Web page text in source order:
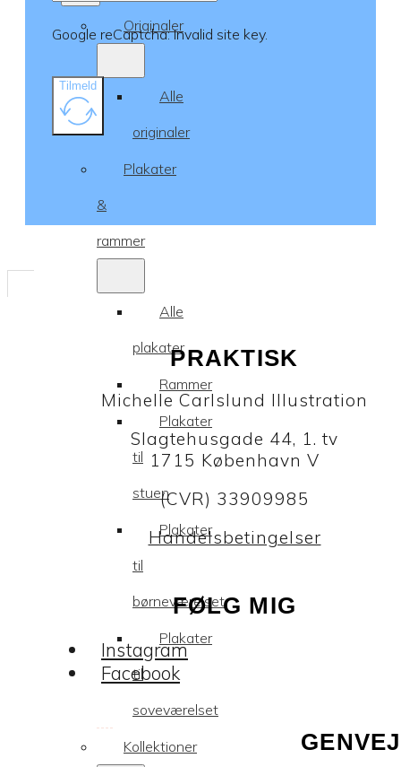
Originaler
Alle
originaler
Plakater
&
rammer
Alle
plakater
Rammer
Plakater
til
stuen
Plakater
til
børneværelset
Plakater
til
soveværelset
Kollektioner
Google reCaptcha: Invalid site key.
Tilmeld
PRAKTISK
Michelle Carlslund Illustration
Slagtehusgade 44, 1. tv
1715 København V
(CVR) 33909985
Handelsbetingelser
FØLG MIG
Instagram
Facebook